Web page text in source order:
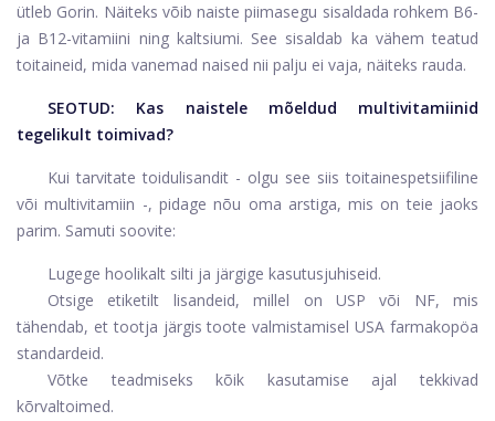
ütleb Gorin. Näiteks võib naiste piimasegu sisaldada rohkem B6-
ja B12-vitamiini ning kaltsiumi. See sisaldab ka vähem teatud
toitaineid, mida vanemad naised nii palju ei vaja, näiteks rauda.
SEOTUD:
Kas naistele mõeldud multivitamiinid
tegelikult toimivad?
Kui tarvitate toidulisandit - olgu see siis toitainespetsiifiline
või multivitamiin -, pidage nõu oma arstiga, mis on teie jaoks
parim. Samuti soovite:
Lugege hoolikalt silti ja järgige kasutusjuhiseid.
Otsige etiketilt lisandeid, millel on USP või NF, mis
tähendab, et tootja järgis toote valmistamisel USA farmakopöa
standardeid.
Võtke teadmiseks kõik kasutamise ajal tekkivad
kõrvaltoimed.